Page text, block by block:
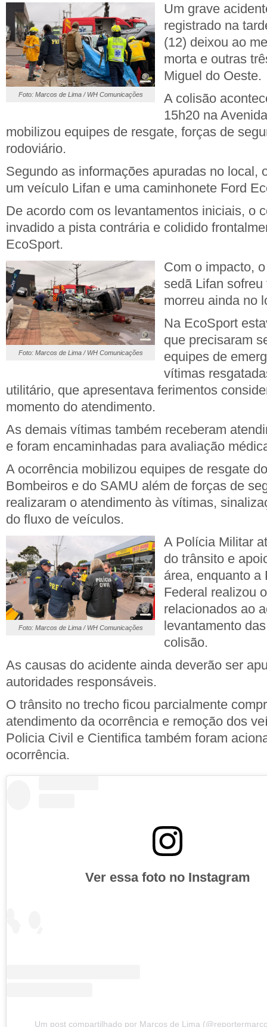
Foto: Marcos de Lima / WH Comunicações
Um grave
registrado na
(12) deixou ao
morta e outras
Miguel do Oeste.
A colisão
15h20 na
mobilizou equipes de resgate, forças de
rodoviário.
Segundo as informações apuradas no local,
um veículo Lifan e uma caminhonete Ford
De acordo com os levantamentos iniciais, o
invadido a pista contrária e colidido
EcoSport.
Foto: Marcos de Lima / WH Comunicações
Com o impacto,
sedã Lifan
morreu ainda no
Na EcoSport
que precisaram
equipes de
vítimas
utilitário, que apresentava ferimentos
momento do atendimento.
As demais vítimas também receberam
e foram encaminhadas para avaliação
A ocorrência mobilizou equipes de resgate
Bombeiros e do SAMU além de forças de
realizaram o atendimento às vítimas,
do fluxo de veículos.
Foto: Marcos de Lima / WH Comunicações
A Polícia Militar
do trânsito e
área, enquanto
Federal realizou
relacionados ao
levantamento
colisão.
As causas do acidente ainda deverão ser
autoridades responsáveis.
O trânsito no trecho ficou parcialmente
atendimento da ocorrência e remoção dos
Policia Civil e Cientifica também foram
ocorrência.
Ver essa foto no Instagram
Um post compartilhado por Marcos de Lima